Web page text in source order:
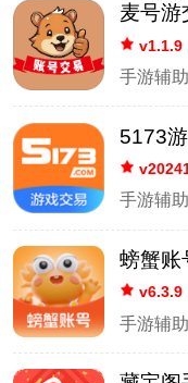
麦号游
v1.1.9
手游辅助
5173
手游辅助
螃蟹账
v6.3.9
手游辅助